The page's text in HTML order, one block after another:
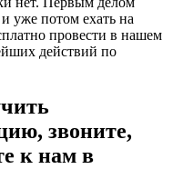
уже потом ехать на
провести в нашем
действий по
звоните,
к нам в